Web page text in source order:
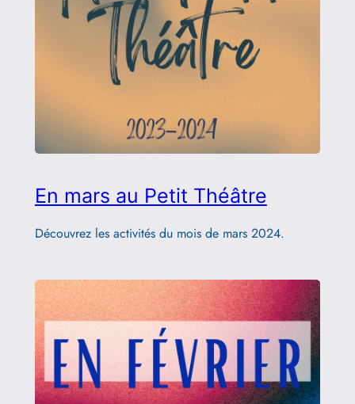
En mars au Petit Théâtre
Découvrez les activités du mois de mars 2024.